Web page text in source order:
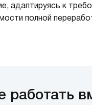
адаптируясь к
полной
работать